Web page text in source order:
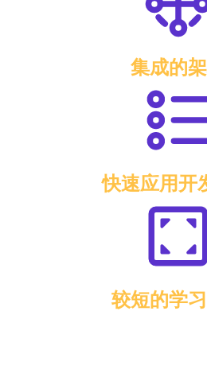
集成的
快速应用开
较短的学